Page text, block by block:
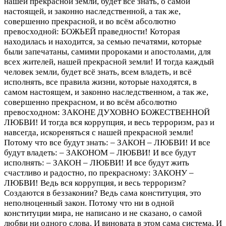
настоящей, и законно наследственной, а так же,
совершенно прекрасной, и во всём абсолютно
превосходной: БОЖЬЕЙ праведности! Которая
находилась и находится, за семью печатями, которые
были запечатаны, самими пророками и апостолами, для
всех жителей, нашей прекрасной земли! И тогда каждый
человек земли, будет всё знать, всем владеть, и всё
исполнять, все правила жизни, которые находятся, в
самом настоящем, и законно наследственном, а так же,
совершенно прекрасном, и во всём абсолютно
превосходном: ЗАКОНЕ ДУХОВНО БОЖЕСТВЕННОЙ
ЛЮБВИ! И тогда вся коррупция, и весь терроризм, раз и
навсегда, искореняться с нашей прекрасной земли!
Потому что все будут знать: – ЗАКОН – ЛЮБВИ! И все
будут владеть: – ЗАКОНОМ – ЛЮБВИ! И все будут
исполнять: – ЗАКОН – ЛЮБВИ! И все будут жить
счастливо и радостно, по прекрасному: ЗАКОНУ –
ЛЮБВИ! Ведь вся коррупция, и весь терроризм?
Создаются в беззаконии? Ведь сама конституция, это
неполноценный закон. Потому что ни в одной
конституции мира, не написано и не сказано, о самой
любви ни одного слова. И виновата в этом сама система. И